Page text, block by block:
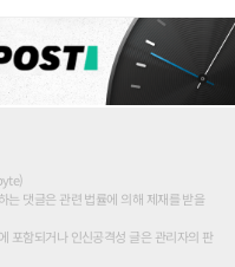
는 댓글은 관련 법률에 의해 제재를 받을
포함되거나 인신공격성 글은 관리자의 판